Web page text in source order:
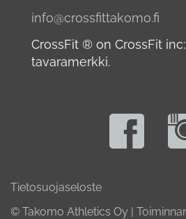
info@crossfittakomo.fi
CrossFit ® on CrossFit
tavaramerkki.
Tietosuojaseloste
© Takomo Athletics Oy |